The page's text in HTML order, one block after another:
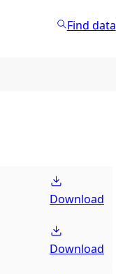
Find data
Download
Download